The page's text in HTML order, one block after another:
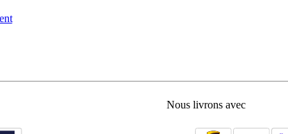
Nous livrons avec